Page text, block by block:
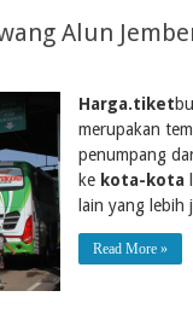
Alun
Harga.tiket
merupakan
penumpang
ke kota-kota
lain yang lebih
Read More »